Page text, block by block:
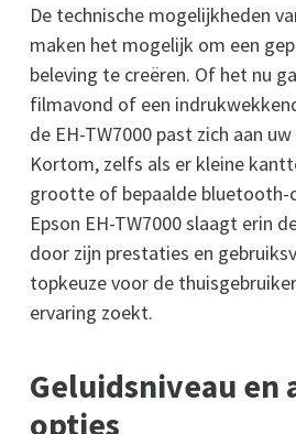
De technische mogelijkheden
maken het mogelijk om een
beleving te creëren. Of het nu
filmavond of een
de EH-TW7000 past zich aan
Kortom, zelfs als er kleine
grootte of bepaalde
Epson EH-TW7000 slaagt erin
door zijn prestaties en
topkeuze voor de
ervaring zoekt.
Geluidsniveau en
opties